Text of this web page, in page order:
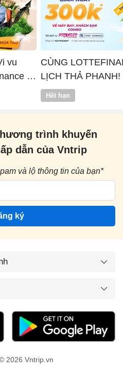
vu
x
CÙNG
LỊCH THẢ PHANH!
Hết hạn
trình khuyến
dẫn của Vntrip
và lộ thông tin của bạn*
ký
2026 Vntrip.vn